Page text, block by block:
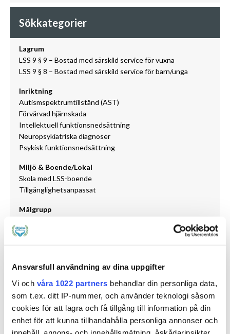
Ansvarsfull användning av dina uppgifter
Vi och våra 1022 partners behandlar din personliga data,
som t.ex. ditt IP-nummer, och använder teknologi såsom
cookies för att lagra och få tillgång till information på din
enhet för att kunna tillhandahålla personliga annonser och
Sökkategorier
Lagrum
LSS 9 § 9 – Bostad med särskild service för vuxna
LSS 9 § 8 – Bostad med särskild service för barn/unga
Inriktning
Autismspektrumtillstånd (AST)
Förvärvad hjärnskada
Intellektuell funktionsnedsättning
Neuropsykiatriska diagnoser
Psykisk funktionsnedsättning
Miljö & Boende/Lokal
Skola med LSS-boende
Tillgänglighetsanpassat
Målgrupp
Vuxna
Personkrets 1
Personkrets 3